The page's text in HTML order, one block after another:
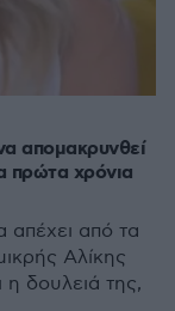
απομακρυνθεί
πρώτα χρόνια
απέχει από τα
Αλίκης
η δουλειά της,